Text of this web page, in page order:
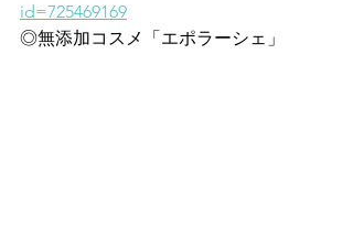
id=725469169
◎無添加コスメ「エポラーシェ」